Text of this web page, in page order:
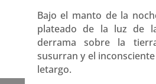
Bajo el manto de la
plateado de la luz de
derrama sobre la
susurran y el
letargo.